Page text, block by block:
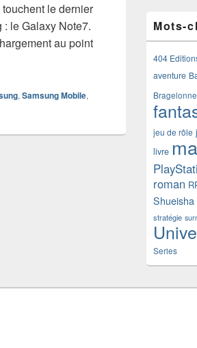
le dernier
le Galaxy Note7.
au point
Galaxy Note7 : comment se
, Samsung Mobile,
Mots-
404
aventure
Bragelonne
jeu de rôle
livre
roman
Shueisha
stratégie
Series